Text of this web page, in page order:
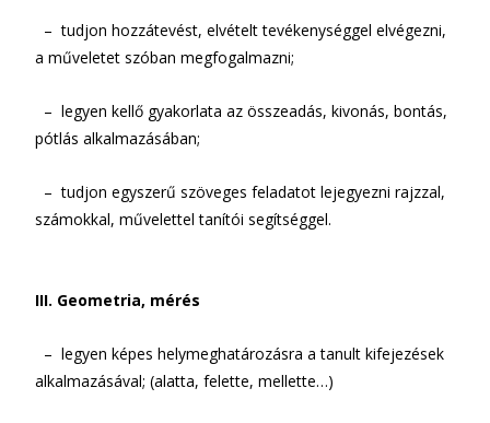
– tudjon hozzátevést, elvételt tevékenységgel elvégezni,
a műveletet szóban megfogalmazni;
– legyen kellő gyakorlata az összeadás, kivonás, bontás,
pótlás alkalmazásában;
– tudjon egyszerű szöveges feladatot lejegyezni rajzzal,
számokkal, művelettel tanítói segítséggel.
III. Geometria, mérés
– legyen képes helymeghatározásra a tanult kifejezések
alkalmazásával; (alatta, felette, mellette…)